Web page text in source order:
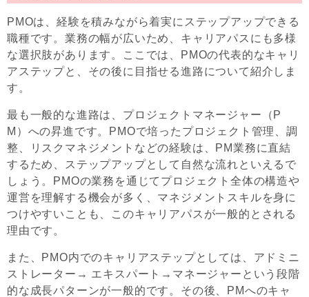
PMOは、経験を積みながら着実にステップアップできる
職種です。業務の幅が広いため、キャリアパスにも多様
な選択肢があります。ここでは、PMOの代表的なキャリ
アステップと、その後に目指せる進路について紹介しま
す。
最も一般的な進路は、プロジェクトマネージャー（P
M）への昇進です。PMOで培ったプロジェクト管理、調
整、リスクマネジメントなどの経験は、PM業務に直結
するため、ステップアップとして自然な流れといえるで
しょう。PMOの業務を通じてプロジェクト全体の構造や
運営を理解する機会が多く、マネジメントスキルを身に
つけやすいことも、このキャリアパスが一般的とされる
理由です。
また、PMO内でのキャリアステップとしては、アドミニ
ストレーター→ エキスパート→マネージャーという段階
的な成長パターンが一般的です。その後、PMへのキャ